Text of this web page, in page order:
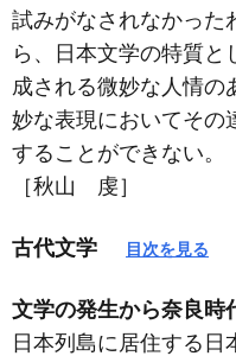
試みがなされなかった
ら、日本文学の特質と
成される微妙な人情の
妙な表現においてその
することができない。
［秋山 虔］
古代文学 目次を見る
文学の発生から奈良時
日本列島に居住する